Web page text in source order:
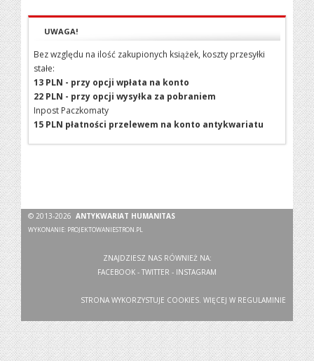
UWAGA!
Bez względu na ilość zakupionych książek, koszty przesyłki
stałe:
13 PLN - przy opcji wpłata na konto
22 PLN - przy opcji wysyłka za pobraniem
Inpost Paczkomaty
15 PLN płatności przelewem na konto antykwariatu
© 2013-2026ANTYKWARIAT HUMANITAS
WYKONANIE: PROJEKTOWANIESTRON.PL
ZNAJDZIESZ NAS RÓWNIEŻ NA:
FACEBOOK - TWITTER - INSTAGRAM
STRONA WYKORZYSTUJE COOKIES. WIĘCEJ W REGULAMINIE